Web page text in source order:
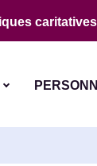
caritatives